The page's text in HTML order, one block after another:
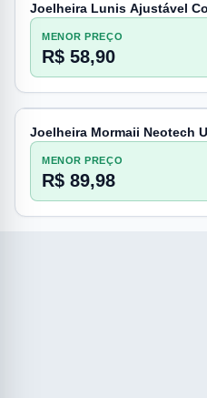
Joelheira Lunis Ajustável
MENOR PREÇO
R$ 58,90
Joelheira Mormaii Neotech
MENOR PREÇO
R$ 89,98